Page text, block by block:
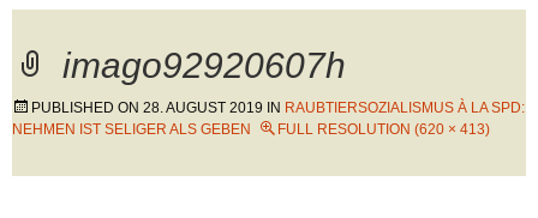
imago92920607h
PUBLISHED ON 28. AUGUST 2019 IN RAUBTIERSOZIALISMUS À LA SPD:
NEHMEN IST SELIGER ALS GEBEN
FULL RESOLUTION (620 × 413)